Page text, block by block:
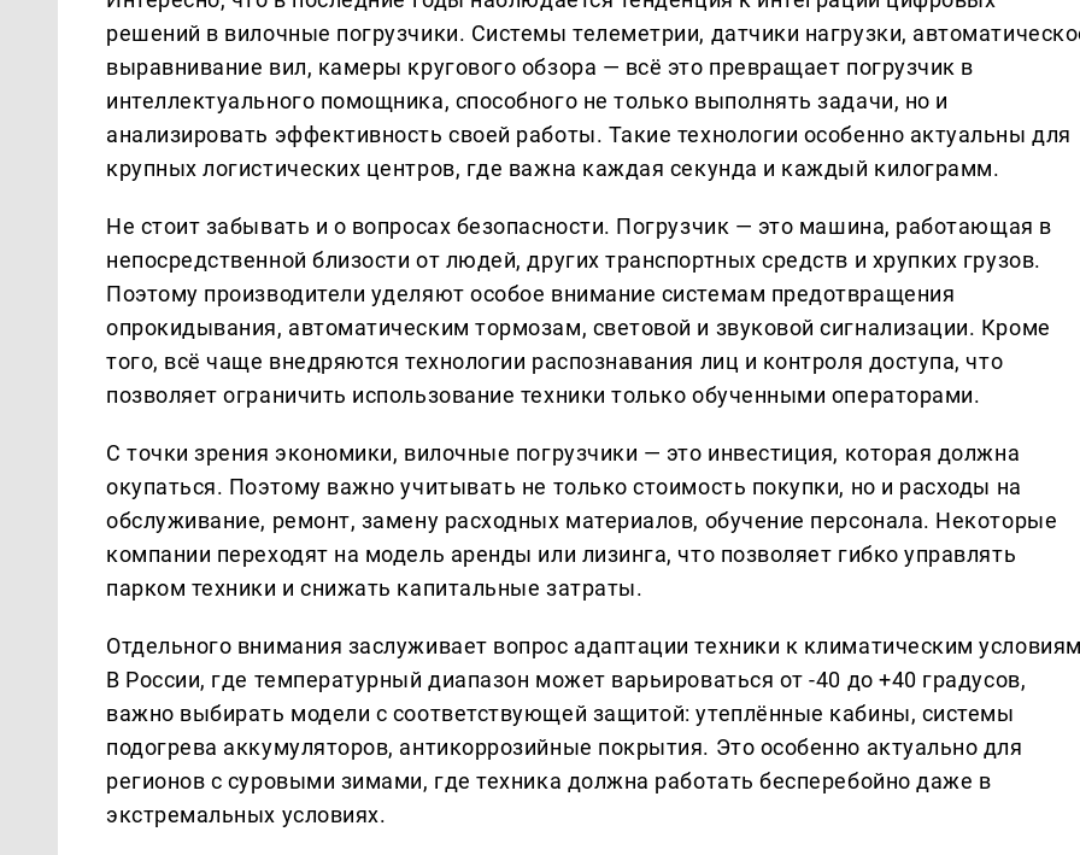
решений в вилочные погрузчики. Системы телеметрии, датчики нагрузки,
выравнивание вил, камеры кругового обзора — всё это превращает погрузчик в
интеллектуального помощника, способного не только выполнять задачи, но и
анализировать эффективность своей работы. Такие технологии особенно актуальны для
крупных логистических центров, где важна каждая секунда и каждый килограмм.
Не стоит забывать и о вопросах безопасности. Погрузчик — это машина, работающая в
непосредственной близости от людей, других транспортных средств и хрупких грузов.
Поэтому производители уделяют особое внимание системам предотвращения
опрокидывания, автоматическим тормозам, световой и звуковой сигнализации. Кроме
того, всё чаще внедряются технологии распознавания лиц и контроля доступа, что
позволяет ограничить использование техники только обученными операторами.
С точки зрения экономики, вилочные погрузчики — это инвестиция, которая должна
окупаться. Поэтому важно учитывать не только стоимость покупки, но и расходы на
обслуживание, ремонт, замену расходных материалов, обучение персонала. Некоторые
компании переходят на модель аренды или лизинга, что позволяет гибко управлять
парком техники и снижать капитальные затраты.
Отдельного внимания заслуживает вопрос адаптации техники к климатическим
В России, где температурный диапазон может варьироваться от -40 до +40 градусов,
важно выбирать модели с соответствующей защитой: утеплённые кабины, системы
подогрева аккумуляторов, антикоррозийные покрытия. Это особенно актуально для
регионов с суровыми зимами, где техника должна работать бесперебойно даже в
экстремальных условиях.